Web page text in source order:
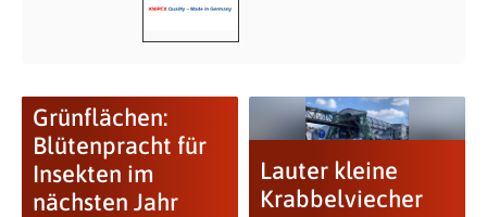
Grünflächen:
Blütenpracht für
Insekten im
nächsten Jahr
Lauter kleine
Krabbelviecher